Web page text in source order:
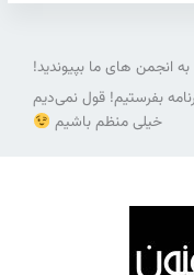
به انجمن های ما بپیوندید!
بفرستیم! قول نمی‌دیم
خیلی منظم باشیم